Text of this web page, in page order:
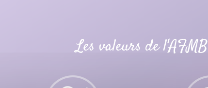
Les valeurs de l'AFMB